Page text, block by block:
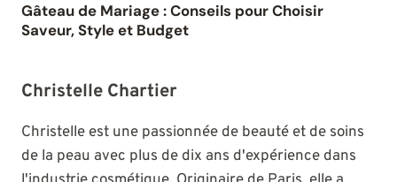
Gâteau de Mariage : Conseils pour Choisir
Saveur, Style et Budget
Christelle Chartier
Christelle est une passionnée de beauté et de soins
de la peau avec plus de dix ans d'expérience dans